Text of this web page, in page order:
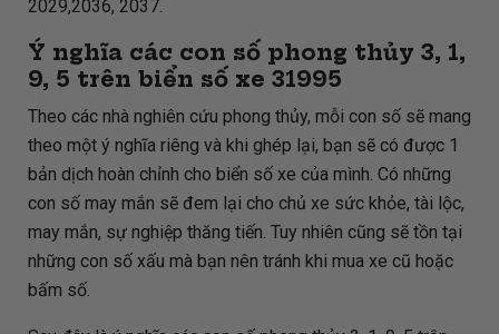
2029,2036, 2037.
Ý nghĩa các con số phong thủy 3, 1,
9, 5 trên biển số xe 31995
Theo các nhà nghiên cứu phong thủy, mỗi con số sẽ mang
theo một ý nghĩa riêng và khi ghép lại, bạn sẽ có được 1
bản dịch hoàn chỉnh cho biển số xe của mình. Có những
con số may mắn sẽ đem lại cho chủ xe sức khỏe, tài lộc,
may mắn, sự nghiệp thăng tiến. Tuy nhiên cũng sẽ tồn tại
những con số xấu mà bạn nên tránh khi mua xe cũ hoặc
bấm số.